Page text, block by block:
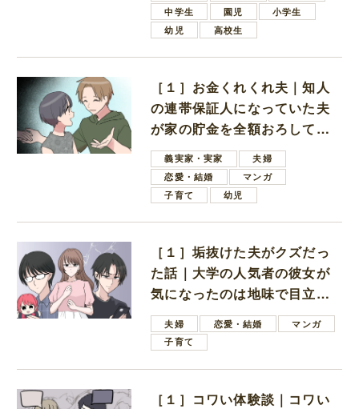
中学生
園児
小学生
幼児
高校生
［１］お金くれくれ夫｜知人
の連帯保証人になっていた夫
が家の貯金を全額おろしてほ
しいと言ってきた
義実家・実家
夫婦
恋愛・結婚
マンガ
子育て
幼児
［１］垢抜けた夫がクズだっ
た話｜大学の人気者の彼女が
気になったのは地味で目立た
ない男子学生
夫婦 恋愛・結婚
マンガ
子育て
［１］コワい体験談｜コワい